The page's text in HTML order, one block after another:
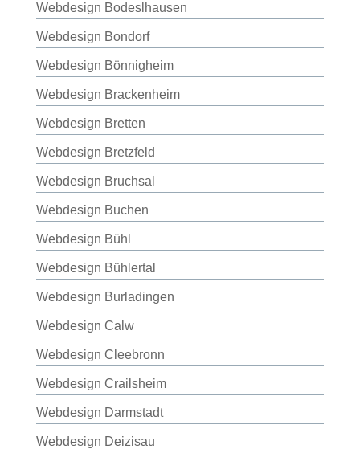
Webdesign Bodeslhausen
Webdesign Bondorf
Webdesign Bönnigheim
Webdesign Brackenheim
Webdesign Bretten
Webdesign Bretzfeld
Webdesign Bruchsal
Webdesign Buchen
Webdesign Bühl
Webdesign Bühlertal
Webdesign Burladingen
Webdesign Calw
Webdesign Cleebronn
Webdesign Crailsheim
Webdesign Darmstadt
Webdesign Deizisau